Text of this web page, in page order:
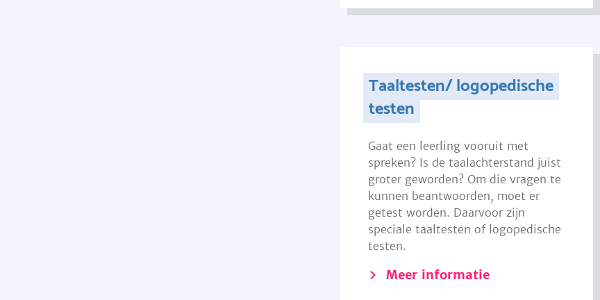
Taaltesten/ logopedische
testen
Gaat een leerling vooruit met
spreken? Is de taalachterstand juist
groter geworden? Om die vragen te
kunnen beantwoorden, moet er
getest worden. Daarvoor zijn
speciale taaltesten of logopedische
testen.
Meer informatie